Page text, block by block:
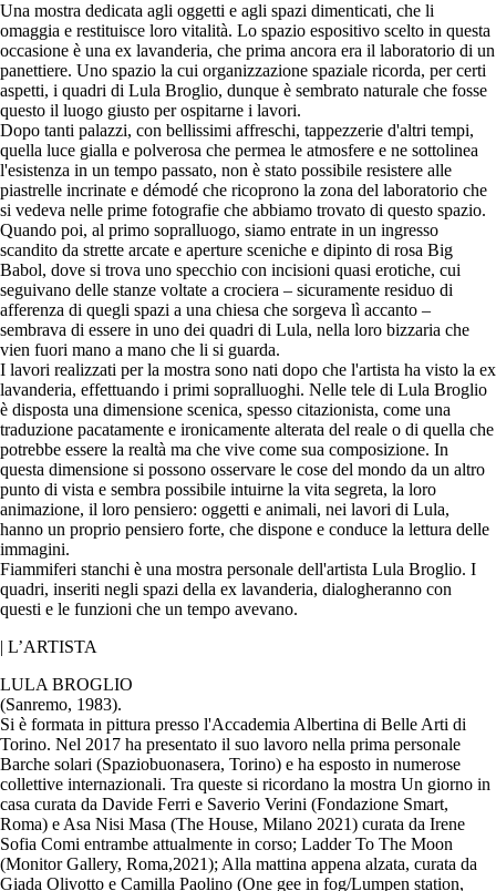
Una mostra dedicata agli oggetti e agli spazi dimenticati, che li
omaggia e restituisce loro vitalità. Lo spazio espositivo scelto in questa
occasione è una ex lavanderia, che prima ancora era il laboratorio di un
panettiere. Uno spazio la cui organizzazione spaziale ricorda, per certi
aspetti, i quadri di Lula Broglio, dunque è sembrato naturale che fosse
questo il luogo giusto per ospitarne i lavori.
Dopo tanti palazzi, con bellissimi affreschi, tappezzerie d'altri tempi,
quella luce gialla e polverosa che permea le atmosfere e ne sottolinea
l'esistenza in un tempo passato, non è stato possibile resistere alle
piastrelle incrinate e démodé che ricoprono la zona del laboratorio che
si vedeva nelle prime fotografie che abbiamo trovato di questo spazio.
Quando poi, al primo sopralluogo, siamo entrate in un ingresso
scandito da strette arcate e aperture sceniche e dipinto di rosa Big
Babol, dove si trova uno specchio con incisioni quasi erotiche, cui
seguivano delle stanze voltate a crociera – sicuramente residuo di
afferenza di quegli spazi a una chiesa che sorgeva lì accanto –
sembrava di essere in uno dei quadri di Lula, nella loro bizzaria che
vien fuori mano a mano che li si guarda.
I lavori realizzati per la mostra sono nati dopo che l'artista ha visto la ex
lavanderia, effettuando i primi sopralluoghi. Nelle tele di Lula Broglio
è disposta una dimensione scenica, spesso citazionista, come una
traduzione pacatamente e ironicamente alterata del reale o di quella che
potrebbe essere la realtà ma che vive come sua composizione. In
questa dimensione si possono osservare le cose del mondo da un altro
punto di vista e sembra possibile intuirne la vita segreta, la loro
animazione, il loro pensiero: oggetti e animali, nei lavori di Lula,
hanno un proprio pensiero forte, che dispone e conduce la lettura delle
immagini.
Fiammiferi stanchi è una mostra personale dell'artista Lula Broglio. I
quadri, inseriti negli spazi della ex lavanderia, dialogheranno con
questi e le funzioni che un tempo avevano.
| L’ARTISTA
LULA BROGLIO
(Sanremo, 1983).
Si è formata in pittura presso l'Accademia Albertina di Belle Arti di
Torino. Nel 2017 ha presentato il suo lavoro nella prima personale
Barche solari (Spaziobuonasera, Torino) e ha esposto in numerose
collettive internazionali. Tra queste si ricordano la mostra Un giorno in
casa curata da Davide Ferri e Saverio Verini (Fondazione Smart,
Roma) e Asa Nisi Masa (The House, Milano 2021) curata da Irene
Sofia Comi entrambe attualmente in corso; Ladder To The Moon
(Monitor Gallery, Roma,2021); Alla mattina appena alzata, curata da
Giada Olivotto e Camilla Paolino (One gee in fog/Lumpen station,